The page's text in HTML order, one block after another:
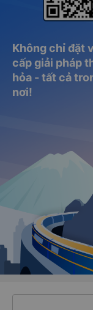
Không chỉ đặt
cấp giải pháp
hỏa - tất cả
nơi!